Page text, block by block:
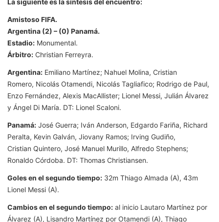
La siguiente es la síntesis del encuentro:
Amistoso FIFA.
Argentina (2) – (0) Panamá.
Estadio: Monumental.
Árbitro: Christian Ferreyra.
Argentina: Emiliano Martínez; Nahuel Molina, Cristian
Romero, Nicolás Otamendi, Nicolás Tagliafico; Rodrigo de Paul,
Enzo Fernández, Alexis MacAllister; Lionel Messi, Julián Álvarez
y Ángel Di María. DT: Lionel Scaloni.
Panamá: José Guerra; Iván Anderson, Edgardo Fariña, Richard
Peralta, Kevin Galván, Jiovany Ramos; Irving Gudiño,
Cristian Quintero, José Manuel Murillo, Alfredo Stephens;
Ronaldo Córdoba. DT: Thomas Christiansen.
Goles en el segundo tiempo: 32m Thiago Almada (A), 43m
Lionel Messi (A).
Cambios en el segundo tiempo: al inicio Lautaro Martínez por
Álvarez (A), Lisandro Martínez por Otamendi (A), Thiago